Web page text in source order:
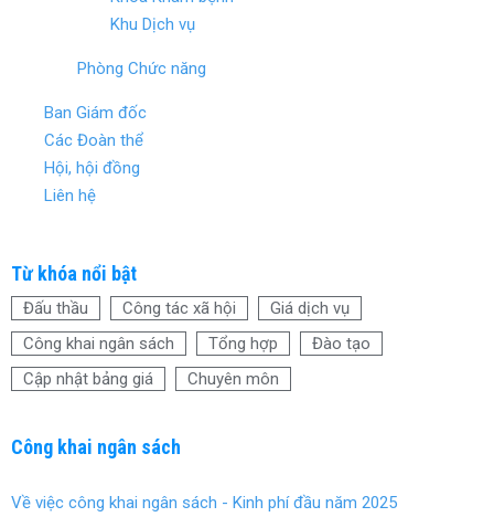
Khu Dịch vụ
Phòng Chức năng
Ban Giám đốc
Các Đoàn thể
Hội, hội đồng
Liên hệ
Từ khóa nổi bật
Đấu thầu Công tác xã hội
Giá dịch vụ
Công khai ngân sách
Tổng hợp
Đào tạo
Cập nhật bảng giá
Chuyên môn
Công khai ngân sách
Về việc công khai ngân sách - Kinh phí đầu năm 2025